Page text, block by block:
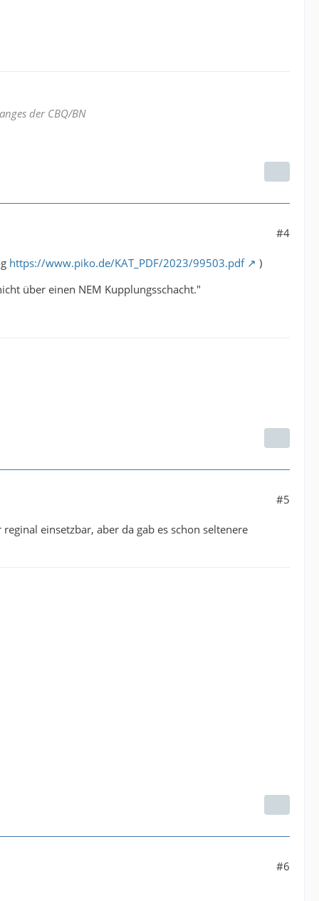
der CBQ/BN
#4
https://www.piko.de/KAT_PDF/2023/99503.pdf
)
über einen NEM Kupplungsschacht."
#5
einsetzbar, aber da gab es schon seltenere
#6